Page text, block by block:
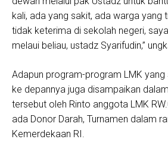
kali, ada yang sakit, ada warga yang
tidak keterima di sekolah negeri,
melaui beliau, ustadz Syarifudin,”
Adapun program-program LMK yang
ke depannya juga disampaikan
tersebut oleh Rinto anggota LMK
ada Donor Darah, Turnamen dalam
Kemerdekaan RI.